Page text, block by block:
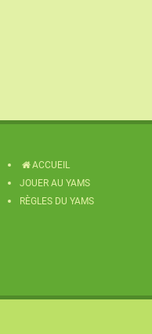
ACCUEIL
JOUER AU YAMS
RÈGLES DU YAMS